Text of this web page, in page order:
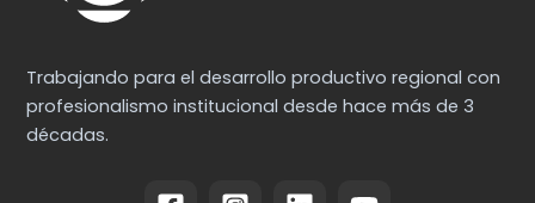
Trabajando para el desarrollo productivo regional con
profesionalismo institucional desde hace más de 3
décadas.